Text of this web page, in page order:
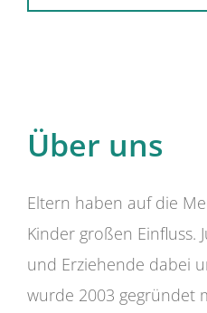
Über uns
Eltern haben auf die
Kinder großen Einfluss.
und Erziehende dabei
wurde 2003 gegründet